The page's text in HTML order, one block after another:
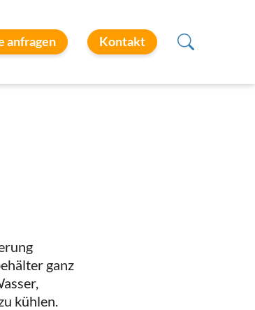
anfragen Kontakt
ganz
kühlen.